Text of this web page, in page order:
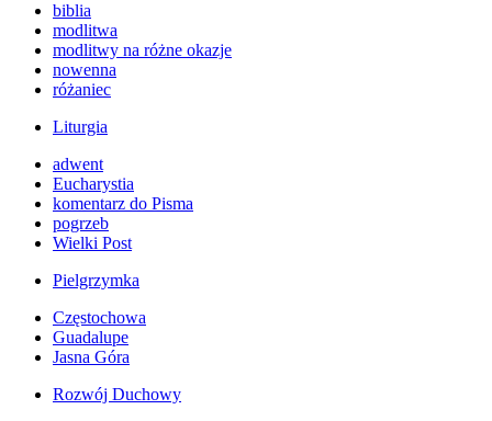
biblia
modlitwa
modlitwy na różne okazje
nowenna
różaniec
Liturgia
adwent
Eucharystia
komentarz do Pisma
pogrzeb
Wielki Post
Pielgrzymka
Częstochowa
Guadalupe
Jasna Góra
Rozwój Duchowy